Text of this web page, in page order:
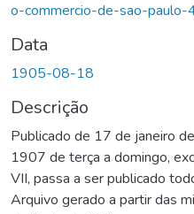
o-commercio-de-sao-
Data
1905-08-18
Descrição
Publicado de 17 de janeiro
1907 de terça a domingo,
VII, passa a ser publicado
Arquivo gerado a partir das